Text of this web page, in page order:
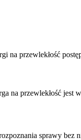
na przewlekłość
na przewlekłość jest
sprawy